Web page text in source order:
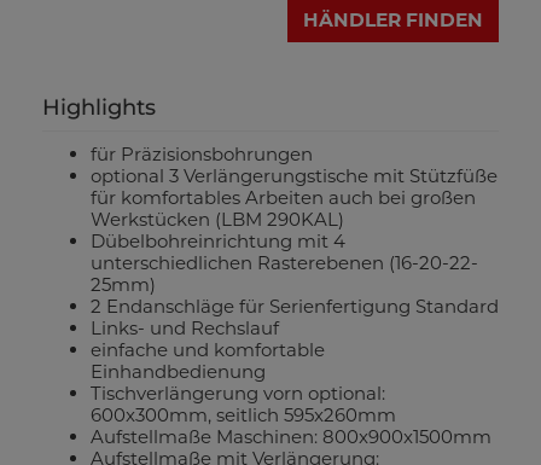
HÄNDLER FINDEN
Highlights
für Präzisionsbohrungen
optional 3 Verlängerungstische mit Stützfüße
für komfortables Arbeiten auch bei großen
Werkstücken (LBM 290KAL)
Dübelbohreinrichtung mit 4
unterschiedlichen Rasterebenen (16-20-22-
25mm)
2 Endanschläge für Serienfertigung Standard
Links- und Rechslauf
einfache und komfortable
Einhandbedienung
Tischverlängerung vorn optional:
600x300mm, seitlich 595x260mm
Aufstellmaße Maschinen: 800x900x1500mm
Aufstellmaße mit Verlängerung: